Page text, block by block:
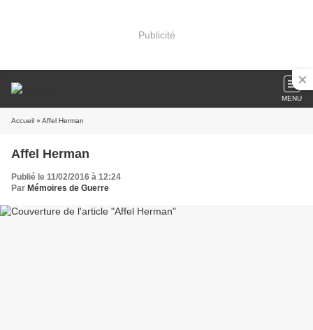
Publicité
MENU
Accueil » Affel Herman
Affel Herman
Publié le 11/02/2016 à 12:24
Par Mémoires de Guerre